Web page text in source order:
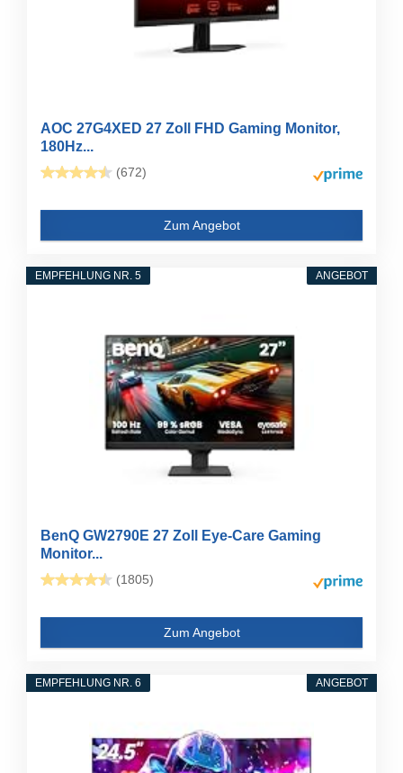
AOC 27G4XED 27 Zoll FHD Gaming Monitor,
180Hz...
(672)
Zum Angebot
ANGEBOT
EMPFEHLUNG NR. 5
BenQ GW2790E 27 Zoll Eye-Care Gaming
Monitor...
(1805)
Zum Angebot
ANGEBOT
EMPFEHLUNG NR. 6